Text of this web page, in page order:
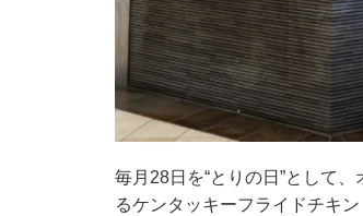
毎月28日を“とりの日”として
るケンタッキーフライドチキ